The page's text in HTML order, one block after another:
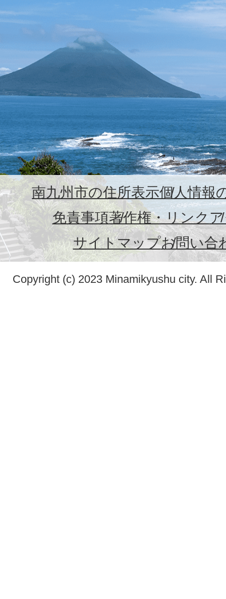
南九州市の住所表示個人情報
免責事項著作権・リンク
サイトマップお問い合
Copyright (c) 2023 Minamikyushu city. All